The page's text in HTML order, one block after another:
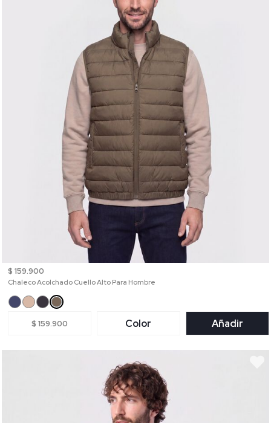
$ 159.900
Chaleco Acolchado Cuello Alto Para Hombre
$ 159.900 Color Añadir